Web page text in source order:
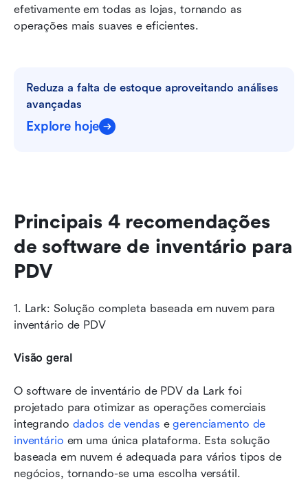
efetivamente em todas as lojas, tornando as
operações mais suaves e eficientes.
Reduza a falta de estoque aproveitando análises
avançadas
Explore hoje
Principais 4 recomendações
de software de inventário para
PDV
1. Lark: Solução completa baseada em nuvem para
inventário de PDV
Visão geral
O software de inventário de PDV da Lark foi
projetado para otimizar as operações comerciais
integrando dados de vendas e gerenciamento de
inventário em uma única plataforma. Esta solução
baseada em nuvem é adequada para vários tipos de
negócios, tornando-se uma escolha versátil.